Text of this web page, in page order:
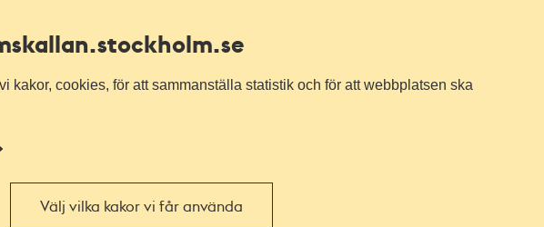
.stockholm.se
kakor, cookies, för att sammanställa statistik och för att webbplatsen ska
Välj vilka kakor vi får använda